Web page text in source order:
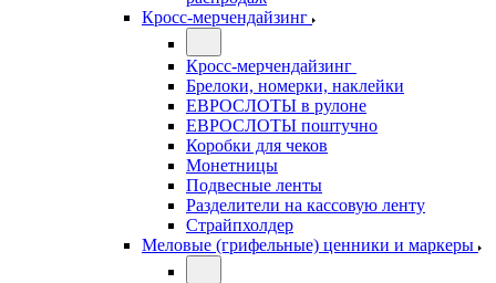
Кросс-мерчендайзинг
Кросс-мерчендайзинг
Брелоки, номерки, наклейки
ЕВРОСЛОТЫ в рулоне
ЕВРОСЛОТЫ поштучно
Коробки для чеков
Монетницы
Подвесные ленты
Разделители на кассовую ленту
Страйпхолдер
Меловые (грифельные) ценники и маркеры